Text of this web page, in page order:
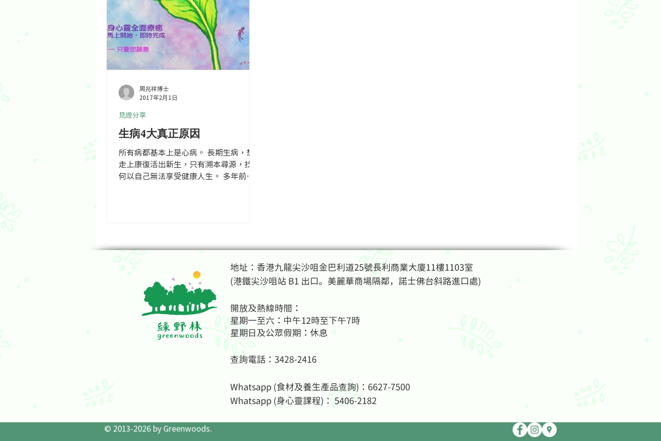
生病4大真正原因
所有病都基本上是心病。 長期生病，想
走上康復活出新生，只有溯本尋源，找出
何以自己無法享受健康人生。 多年前線
朋友往往都非常介意人家怎樣看自己；每
中，毫無安全感，害怕得不到世界的認
同，「無法做人」。 這種人於是終其一
生戰戰兢兢去做（自己以為）人家所要求
的人，按照普世錯誤的價值去甘心為奴，
人錯自己又照錯，沒有醒覺知道發生了甚
麼事、更無勇氣去反抗，去做自己，頂天
康做人，先要搞清楚；人家的意見都只不
偏），與自己無關，根本無須介懷。我更
明白到愈是對自己不恭維的意見就愈有
我，只因為我們搞清楚了自己的真正身
份，記起自己如何神聖、大能、睿智、可
見證分享
周兆祥博士
2017年2月1日
地址：香港九龍尖沙咀金巴利道25號長利商業大廈11樓1103室
(港鐵尖沙咀站 B1 出口。美麗華商場隔鄰，諾士佛台斜路進口處)
開放及熱線時間：
星期一至六：中午12時至下午7時
星期日及公眾假期：休息
查詢電話：3428-2416
Whatsapp (食材及養生產品查詢)：6627-7500
Whatsapp (身心靈課程)： 5406-2182
© 2013-2026 by Greenwoods.